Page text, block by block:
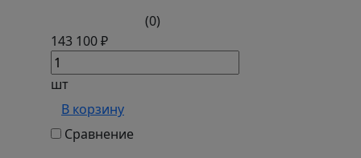
(0)
143 100 ₽
шт
В корзину
Сравнение